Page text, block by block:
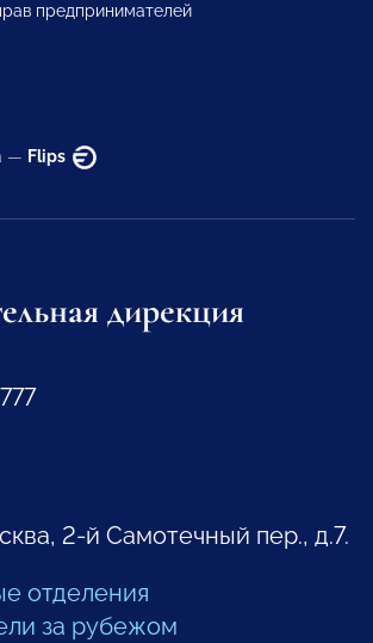
предпринимателей
— Flips
дирекция
2-й Самотечный пер., д.7.
отделения
за рубежом